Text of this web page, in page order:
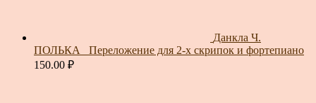
Данкла Ч.
ПОЛЬКА_ Переложение для 2-х скрипок и фортепиано
150.00 ₽